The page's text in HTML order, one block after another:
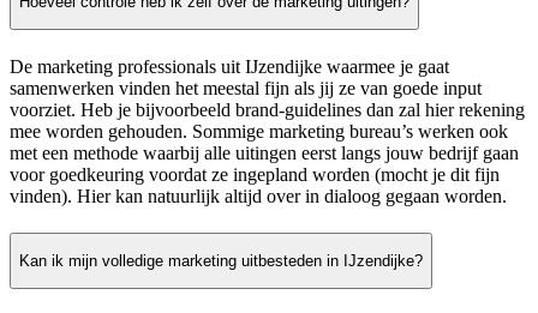
De marketing professionals uit IJzendijke waarmee je gaat
samenwerken vinden het meestal fijn als jij ze van goede input
voorziet. Heb je bijvoorbeeld brand-guidelines dan zal hier rekening
mee worden gehouden. Sommige marketing bureau’s werken ook
met een methode waarbij alle uitingen eerst langs jouw bedrijf gaan
voor goedkeuring voordat ze ingepland worden (mocht je dit fijn
vinden). Hier kan natuurlijk altijd over in dialoog gegaan worden.
Kan ik mijn volledige marketing uitbesteden in IJzendijke?